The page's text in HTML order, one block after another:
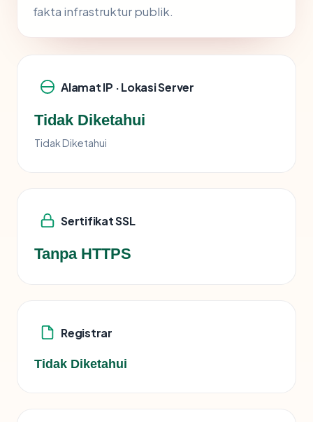
fakta infrastruktur publik.
Alamat IP · Lokasi Server
Tidak Diketahui
Tidak Diketahui
Sertifikat SSL
Tanpa HTTPS
Registrar
Tidak Diketahui